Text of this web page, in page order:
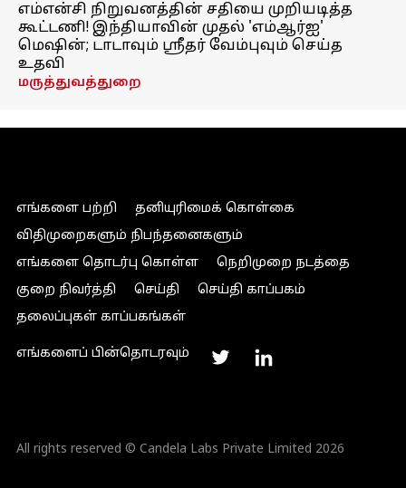
எம்என்சி நிறுவனத்தின் சதியை முறியடித்த
கூட்டணி! இந்தியாவின் முதல் 'எம்ஆர்ஐ'
மெஷின்; டாடாவும் ஸ்ரீதர் வேம்புவும் செய்த
உதவி
மருத்துவத்துறை
எங்களை பற்றி
தனியுரிமைக் கொள்கை
விதிமுறைகளும் நிபந்தனைகளும்
எங்களை தொடர்பு கொள்ள
நெறிமுறை நடத்தை
குறை நிவர்த்தி
செய்தி
செய்தி காப்பகம்
தலைப்புகள் காப்பகங்கள்
எங்களைப் பின்தொடரவும்
All rights reserved © Candela Labs Private Limited 2026